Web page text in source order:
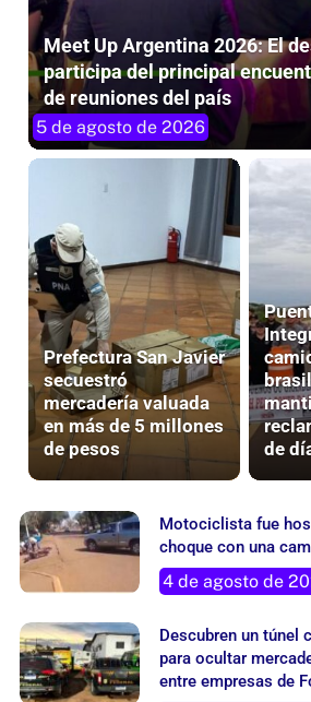
Meet Up Argentina 2026: El
participa del principal
de reuniones del país
5 de agosto de 2026
Prefectura San Javier
secuestró
mercadería valuada
en más de 5 millones
de pesos
de
choque con una
4 de agosto de
para ocultar
entre empresas de
4 de agosto de